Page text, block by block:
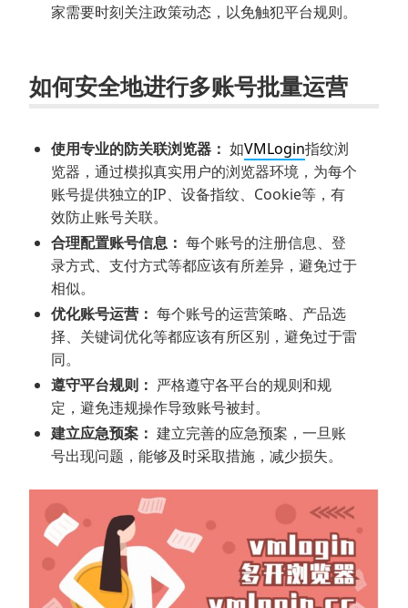
家需要时刻关注政策动态，以免触犯平台规则。
如何安全地进行多账号批量运营
使用专业的防关联浏览器： 如VMLogin指纹浏
览器，通过模拟真实用户的浏览器环境，为每个
账号提供独立的IP、设备指纹、Cookie等，有
效防止账号关联。
合理配置账号信息： 每个账号的注册信息、登
录方式、支付方式等都应该有所差异，避免过于
相似。
优化账号运营： 每个账号的运营策略、产品选
择、关键词优化等都应该有所区别，避免过于雷
同。
遵守平台规则： 严格遵守各平台的规则和规
定，避免违规操作导致账号被封。
建立应急预案： 建立完善的应急预案，一旦账
号出现问题，能够及时采取措施，减少损失。